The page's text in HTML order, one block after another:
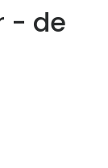
- de